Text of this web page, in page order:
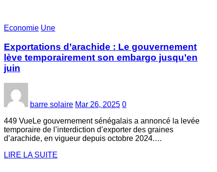
Economie Une
Exportations d’arachide : Le gouvernement
lève temporairement son embargo jusqu’en
juin
barre solaire Mar 26, 2025 0
449 VueLe gouvernement sénégalais a annoncé la levée
temporaire de l’interdiction d’exporter des graines
d’arachide, en vigueur depuis octobre 2024.…
LIRE LA SUITE